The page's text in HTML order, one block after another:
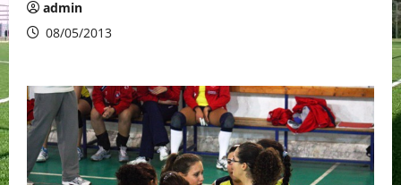
admin
08/05/2013